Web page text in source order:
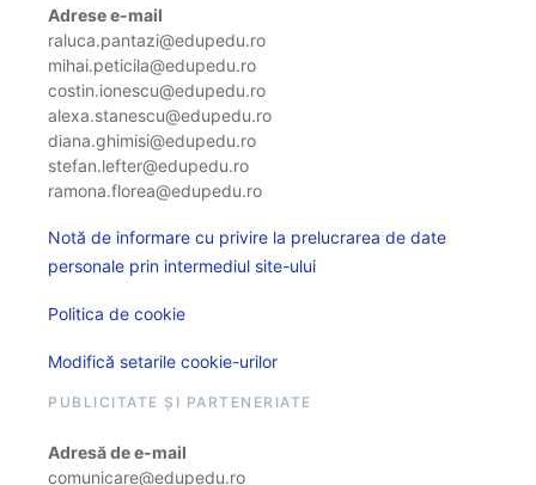
Adrese e-mail
raluca.pantazi@edupedu.ro
mihai.peticila@edupedu.ro
costin.ionescu@edupedu.ro
alexa.stanescu@edupedu.ro
diana.ghimisi@edupedu.ro
stefan.lefter@edupedu.ro
ramona.florea@edupedu.ro
Notă de informare cu privire la prelucrarea de date
personale prin intermediul site-ului
Politica de cookie
Modifică setarile cookie-urilor
PUBLICITATE ȘI PARTENERIATE
Adresă de e-mail
comunicare@edupedu.ro